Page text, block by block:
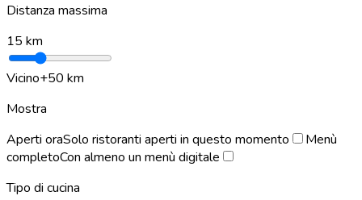
Distanza massima
15 km
Vicino+50 km
Mostra
Aperti oraSolo ristoranti aperti in questo momento
Menù
completoCon almeno un menù digitale
Tipo di cucina